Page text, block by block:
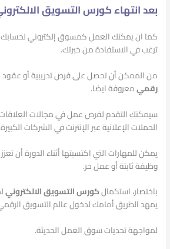
بعد انتهاء كورس التسويق
كما ان يمكنك العمل كمسوق إلكتروني لحسابك
ترغب في الاستفادة من خبرتك.
من الممكن أن تحصل على فرص تدريبية أو
رقميمعروفة ايضا.
سيمكنك التقدم لفرص عمل في مجالات العلاقات
الحملات الإعلانية عبر الإنترنت في الشركات الكبيرة.
يمكن للمهارات التي اكتسبتها أثناء الدورة أن
وظيفة ثابتة أو عمل حر.
باختصار، استكمالكورس التسويق الالكتروني
يمهد الطريق أمامك لدخول عالم التسويق
لمواجهة تحديات سوق العمل الحديثة.